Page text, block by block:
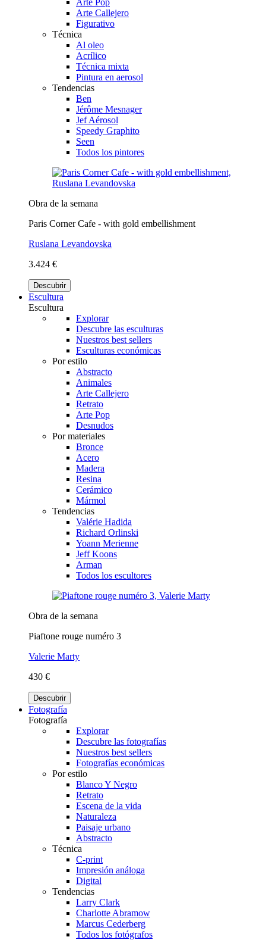
Arte Callejero
Figurativo
Técnica
Al oleo
Acrílico
Técnica mixta
Pintura en aerosol
Tendencias
Ben
Jérôme Mesnager
Jef Aérosol
Speedy Graphito
Seen
Todos los pintores
Obra de la semana
Paris Corner Cafe - with gold embellishment
Ruslana Levandovska
3.424 €
Descubrir
Escultura
Escultura
Explorar
Descubre las esculturas
Nuestros best sellers
Esculturas económicas
Por estilo
Abstracto
Animales
Arte Callejero
Retrato
Arte Pop
Desnudos
Por materiales
Bronce
Acero
Madera
Resina
Cerámico
Mármol
Tendencias
Valérie Hadida
Richard Orlinski
Yoann Merienne
Jeff Koons
Arman
Todos los escultores
Obra de la semana
Piaftone rouge numéro 3
Valerie Marty
430 €
Descubrir
Fotografía
Fotografía
Explorar
Descubre las fotografías
Nuestros best sellers
Fotografías económicas
Por estilo
Blanco Y Negro
Retrato
Escena de la vida
Naturaleza
Paisaje urbano
Abstracto
Técnica
C-print
Impresión análoga
Digital
Tendencias
Larry Clark
Charlotte Abramow
Marcus Cederberg
Todos los fotógrafos